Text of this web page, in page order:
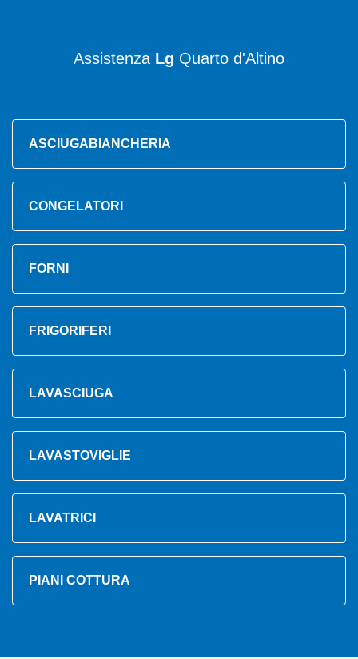
Assistenza Lg Quarto d'Altino
ASCIUGABIANCHERIA
CONGELATORI
FORNI
FRIGORIFERI
LAVASCIUGA
LAVASTOVIGLIE
LAVATRICI
PIANI COTTURA